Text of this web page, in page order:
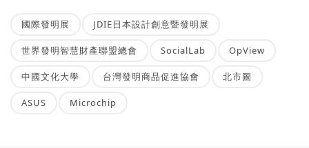
國際發明展 JDIE日本設計創意暨發明展
世界發明智慧財產聯盟總會 SocialLab OpView
中國文化大學 台灣發明商品促進協會 北市圖
ASUS Microchip